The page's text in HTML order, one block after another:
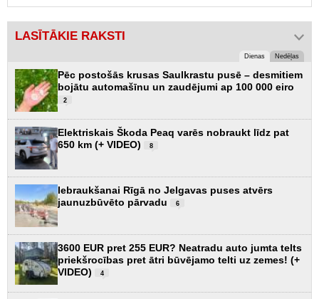
LASĪTĀKIE RAKSTI
Dienas Nedēļas
Pēc postošās krusas Saulkrastu pusē – desmitiem
bojātu automašīnu un zaudējumi ap 100 000 eiro
2
Elektriskais Škoda Peaq varēs nobraukt līdz pat
650 km (+ VIDEO)
8
Iebraukšanai Rīgā no Jelgavas puses atvērs
jaunuzbūvēto pārvadu
6
3600 EUR pret 255 EUR? Neatradu auto jumta telts
priekšrocības pret ātri būvējamo telti uz zemes! (+
VIDEO)
4